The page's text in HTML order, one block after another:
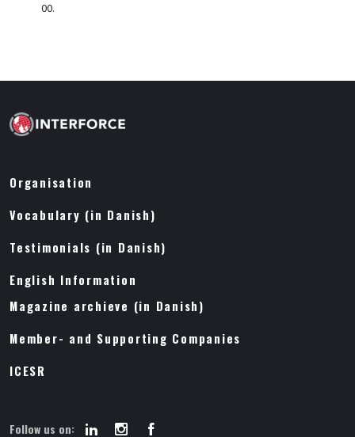
00.
Organisation
Vocabulary (in Danish)
Testimonials (in Danish)
English Information
Magazine archieve (in Danish)
Member- and Supporting Companies
ICESR
Follow us on: